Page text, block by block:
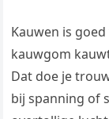
Kauwen is
kauwgom
Dat doe je
bij spanning of